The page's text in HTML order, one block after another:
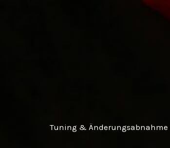
Tuning & Änderungsabnahme